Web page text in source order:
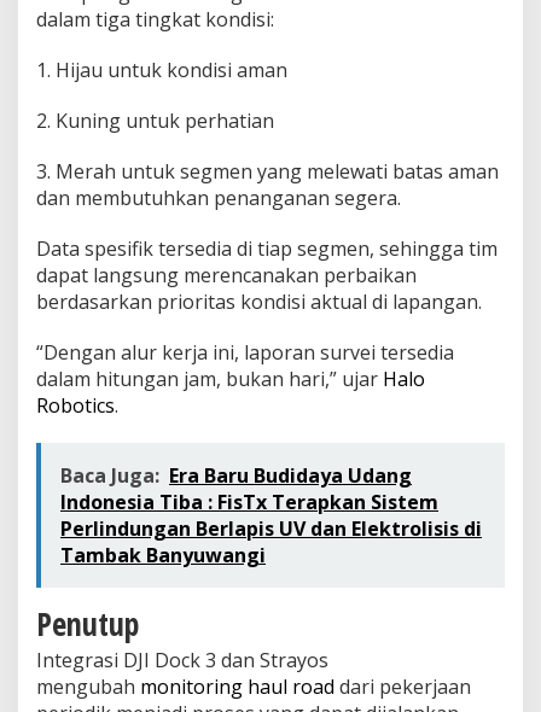
dalam tiga tingkat kondisi:
1. Hijau untuk kondisi aman
2. Kuning untuk perhatian
3. Merah untuk segmen yang melewati batas aman
dan membutuhkan penanganan segera.
Data spesifik tersedia di tiap segmen, sehingga tim
dapat langsung merencanakan perbaikan
berdasarkan prioritas kondisi aktual di lapangan.
“Dengan alur kerja ini, laporan survei tersedia
dalam hitungan jam, bukan hari,” ujar Halo
Robotics.
Baca Juga: Era Baru Budidaya Udang
Indonesia Tiba : FisTx Terapkan Sistem
Perlindungan Berlapis UV dan Elektrolisis di
Tambak Banyuwangi
Penutup
Integrasi DJI Dock 3 dan Strayos
mengubah monitoring haul road dari pekerjaan